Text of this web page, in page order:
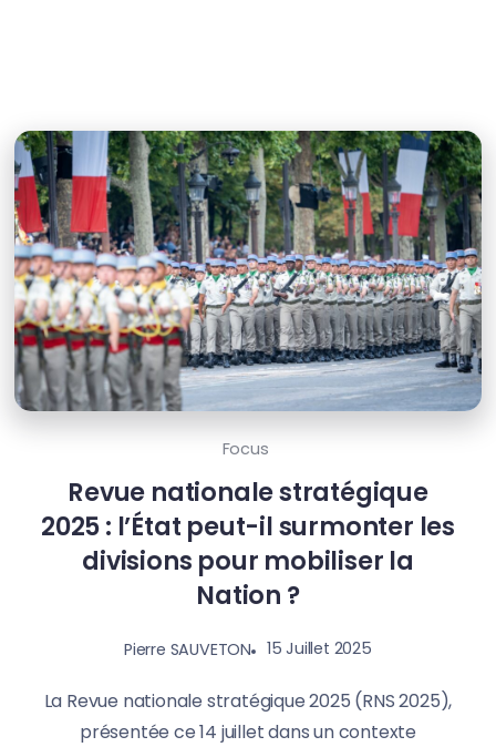
Focus
Revue nationale stratégique
2025 : l’État peut-il surmonter les
divisions pour mobiliser la
Nation ?
Pierre SAUVETON 15 Juillet 2025
La Revue nationale stratégique 2025 (RNS 2025),
présentée ce 14 juillet dans un contexte